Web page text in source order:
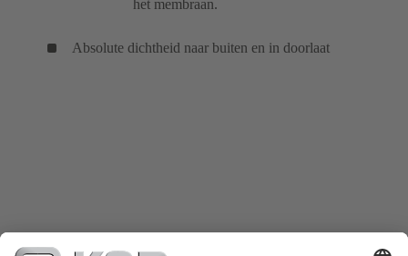
het membraan.
Absolute dichtheid naar buiten en in doorlaat